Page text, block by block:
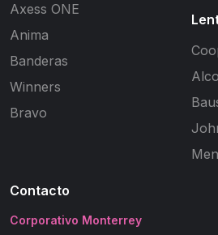
Axess ONE
Anima
Banderas
Winners
Bravo
Contacto
Corporativo Monterrey